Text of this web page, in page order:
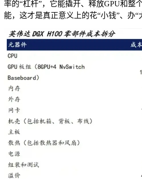
率的“杠杆”，它能撬开、释放GPU和整
能，这才是真正意义上的花“小钱”、办“